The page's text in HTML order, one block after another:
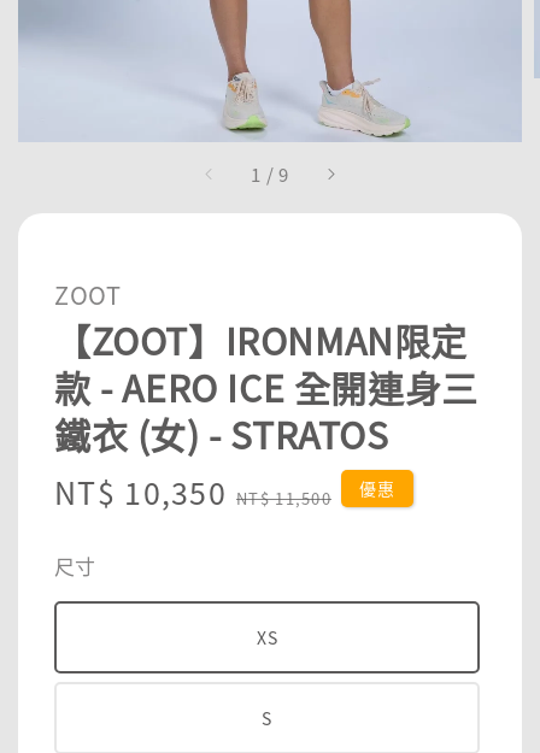
1 /9
ZOOT
【ZOOT】IRONMAN限定
款 - AERO ICE 全開連身三
鐵衣 (女) - STRATOS
Sale
NT$ 10,350 Regular
NT$ 11,500 優惠
尺寸
XS
S